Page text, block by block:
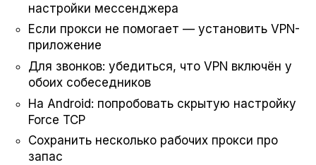
настройки мессенджера
Если прокси не помогает — установить VPN-
приложение
Для звонков: убедиться, что VPN включён у
обоих собеседников
На Android: попробовать скрытую настройку
Force TCP
Сохранить несколько рабочих прокси про
запас